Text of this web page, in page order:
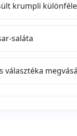
krumpli
saláta
választéka